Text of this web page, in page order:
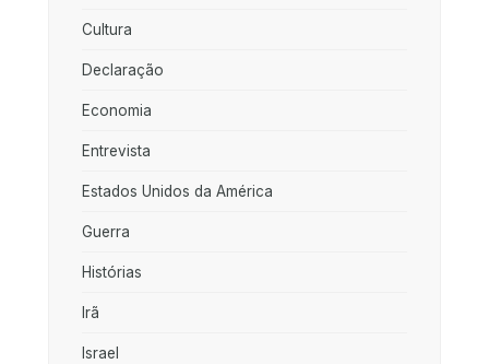
Cultura
Declaração
Economia
Entrevista
Estados Unidos da América
Guerra
Histórias
Irã
Israel